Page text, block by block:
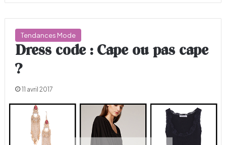
Tendances Mode
Dress code : Cape ou pas cape
?
11 avril 2017